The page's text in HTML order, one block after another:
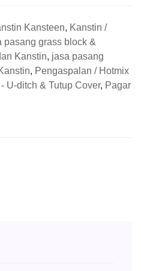
Kansteen, Kanstin /
pasang grass block &
Kanstin, jasa pasang
, Pengaspalan / Hotmix
U-ditch & Tutup Cover, Pagar